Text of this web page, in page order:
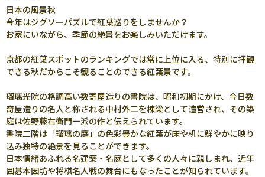
日本の風景秋
今年はジグソーパズルで紅葉巡りをしませんか？
お家にいながら、季節の絶景をお楽しみいただけます。
京都の紅葉スポットのランキングでは常に上位に入る、特別に拝観
できる秋だからこそ観ることのできる紅葉景です。
瑠璃光院の格調高い数寄屋造りの書院は、昭和初期にかけ、今日数
奇屋造りの名人と称される中村外二を棟梁として造営され、その築
庭は佐野藤右衛門一派の作と伝えられています。
書院二階は「瑠璃の庭」の色彩豊かな紅葉が床や机に鮮やかに映り
込み独特の絶景を見ることができます。
日本情緒あふれる名建築・名庭として多くの人々に親しまれ、近年
囲碁本因坊や将棋名人戦の舞台にもなったことが知られています。